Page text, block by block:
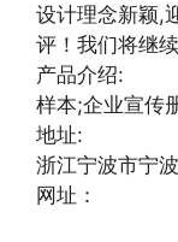
设计理念新颖,
评！我们将继
产品介绍:
样本;企业宣传
地址:
浙江宁波市宁
网址：